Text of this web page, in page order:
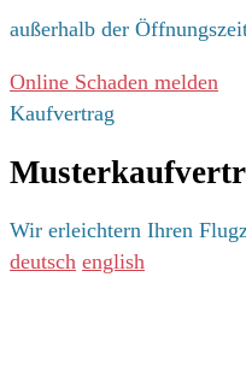
außerhalb der
Online Schaden melden
Kaufvertrag
Wir erleichtern Ihren
deutsch english